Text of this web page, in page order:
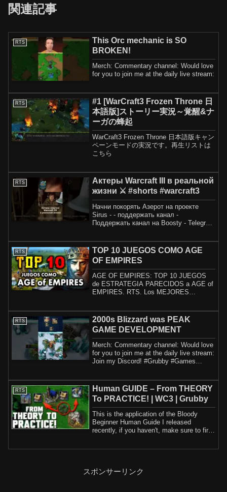
関連記事
RTS
This Orc mechanic is SO
BROKEN!
Merch: Commentary channel: Would love
for you to join me at the daily live stream:
RTS
#1 [WarCraft3 Frozen Throne 日
本語版]ストーリー実況～覚醒&ナ
ーガの蜂起
WarCraft3 Frozen Throne 日本語版キャン
ペーンモードの実況です。再生リストは
こちら
RTS
Актеры Warcraft III в реальной
жизни ⚔️ #shorts #warcraft3
Начни покорять Азерот на проекте
Sirus - - поддержать канал -
Поддержать канал на Boosty - Telegram
RTS
TOP 10 JUEGOS COMO AGE
OF EMPIRES
AGE OF EMPIRES: TOP 10 JUEGOS
de ESTRATEGIA PARECIDOS a AGE of
EMPIRES. RTS. Los MEJORES
RTS
2000s Blizzard was PEAK
GAME DEVELOPMENT
Merch: Commentary channel: Would love
for you to join me at the daily live stream:
Join my Discord! #Grubby #Games
RTS
Human GUIDE – From THEORY
To PRACTICE! | WC3 | Grubby
This is the application of the Bloody
Beginner Human Guide I released
recently, if you haven't, make sure to first
スポンサーリンク